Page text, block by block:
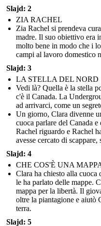
Slajd: 2
ZIA RACHEL
Zia Rachel si prendeva
madre. Il suo obiettivo era
molto bene in modo che i
campi al lavoro domestico
Slajd: 3
LA STELLA DEL NORD
Vedi là? Quella è la stella
c'è il Canada. La
ad arrivarci, come un
Un giorno, Clara divenne
cuoca parlare del Canada
Rachel riguardo e Rachel
avesse cercato di scappare,
Slajd: 4
CHE COS'È UNA
Clara ha chiesto alla
le ha parlato delle mappe.
mappa per la libertà. Il
oltre la piantagione e aiutò
terra.
Slajd: 5